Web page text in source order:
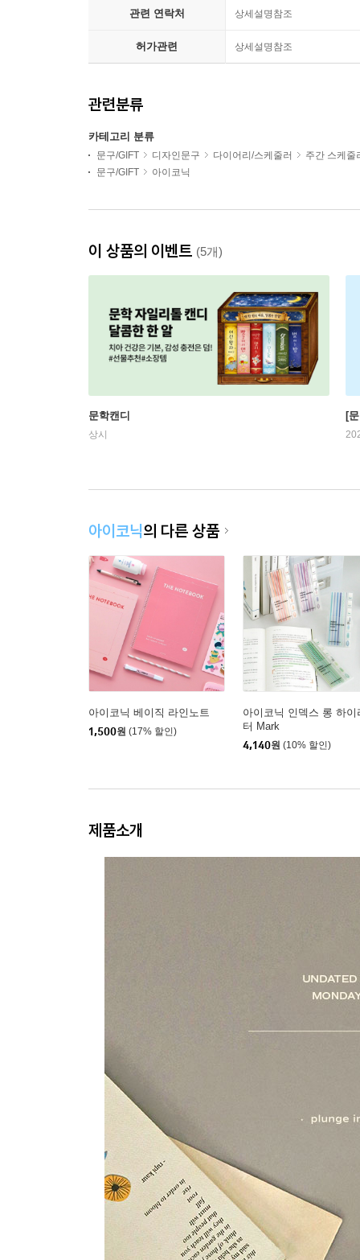
관련 연락처 상세설명참조
허가관련 상세설명참조
관련분류
카테고리 분류
문구/GIFT 디자인문구 다이어리/스케줄러
주간 스케줄
문구/GIFT
아이코닉
이 상품의 이벤트 (5개)
문학캔디
상시
[
아이코닉의 다른 상품
아이코닉 베이직 라인노트
1,500원 (17% 할인)
아이코닉 인덱스 롱 하이
터 Mark
4,140원 (10% 할인)
제품소개